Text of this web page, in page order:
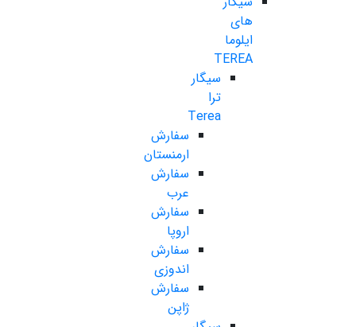
های
ایلوما
TEREA
سیگار
ترا
Terea
سفارش
ارمنستان
سفارش
عرب
سفارش
اروپا
سفارش
اندوزی
سفارش
ژاپن